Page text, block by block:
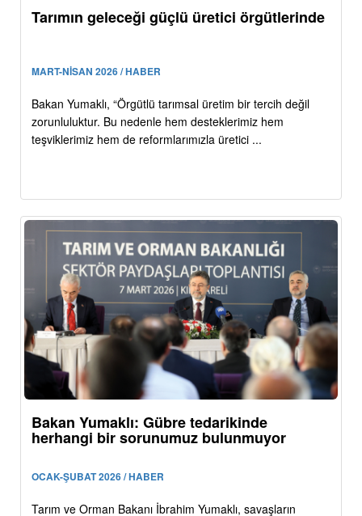
Tarımın geleceği güçlü üretici örgütlerinde
MART-NİSAN 2026 / HABER
Bakan Yumaklı, “Örgütlü tarımsal üretim bir tercih değil
zorunluluktur. Bu nedenle hem desteklerimiz hem
teşviklerimiz hem de reformlarımızla üretici ...
Bakan Yumaklı: Gübre tedarikinde
herhangi bir sorunumuz bulunmuyor
OCAK-ŞUBAT 2026 / HABER
Tarım ve Orman Bakanı İbrahim Yumaklı, savaşların